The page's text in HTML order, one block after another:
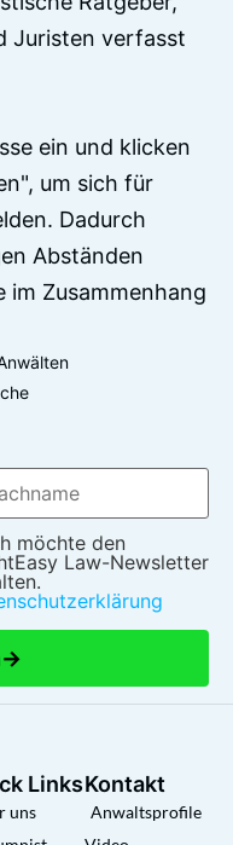
Juristen verfasst
ein und klicken
um sich für
Dadurch
Abständen
im Zusammenhang
möchte den
Law-Newsletter
→
Links
uns
Kontakt
Anwaltsprofile